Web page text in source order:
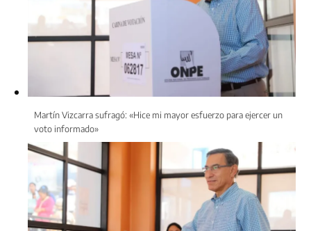
Martín Vizcarra sufragó: «Hice mi mayor esfuerzo para ejercer un
voto informado»